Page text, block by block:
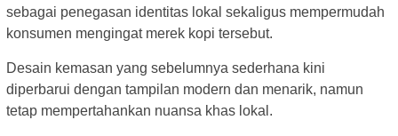
sebagai penegasan identitas lokal sekaligus mempermudah
konsumen mengingat merek kopi tersebut.
Desain kemasan yang sebelumnya sederhana kini
diperbarui dengan tampilan modern dan menarik, namun
tetap mempertahankan nuansa khas lokal.